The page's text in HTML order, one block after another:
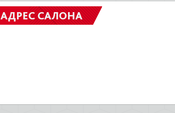
АДРЕС САЛОНА